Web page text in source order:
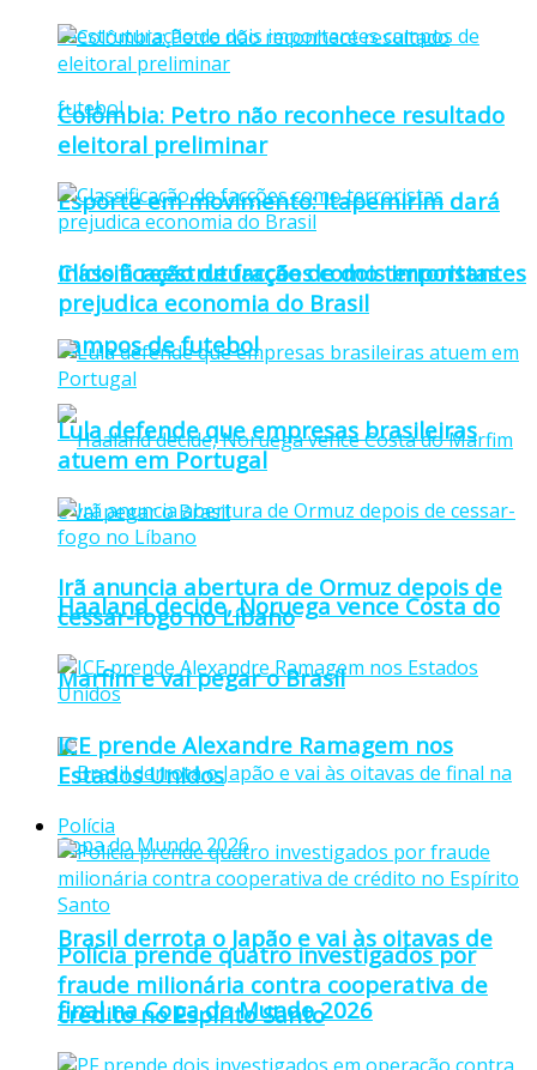
Esporte em movimento: Itapemirim dará
início à reestruturação de dois importantes
campos de futebol
Haaland decide, Noruega vence Costa do
Marfim e vai pegar o Brasil
Brasil derrota o Japão e vai às oitavas de
final na Copa do Mundo 2026
Colômbia: Petro não reconhece resultado
eleitoral preliminar
Classificação de facções como terroristas
prejudica economia do Brasil
Lula defende que empresas brasileiras
atuem em Portugal
Irã anuncia abertura de Ormuz depois de
cessar-fogo no Líbano
ICE prende Alexandre Ramagem nos
Estados Unidos
Polícia
Polícia prende quatro investigados por
fraude milionária contra cooperativa de
crédito no Espírito Santo